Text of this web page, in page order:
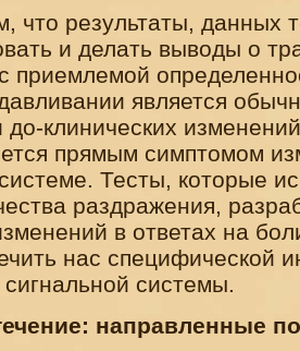
что результаты, данных
и делать выводы о
приемлемой
является
до-клинических
прямым симптомом
Тесты, которые
раздражения,
в ответах на
нас специфической
системы.
направленные